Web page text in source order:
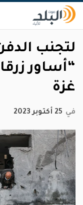
لتجنب
“أساور
غزة
في 25 أكتوبر 2023